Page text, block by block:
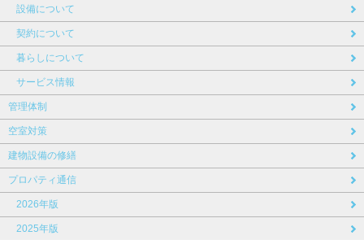
設備について
契約について
暮らしについて
サービス情報
管理体制
空室対策
建物設備の修繕
プロパティ通信
2026年版
2025年版